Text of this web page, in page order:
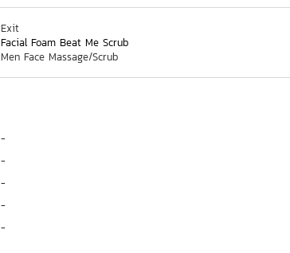
Exit
Facial Foam Beat Me Scrub
Men Face Massage/Scrub
-
-
-
-
-